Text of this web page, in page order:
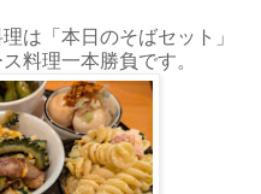
は「本日のそばセット」
料理一本勝負です。